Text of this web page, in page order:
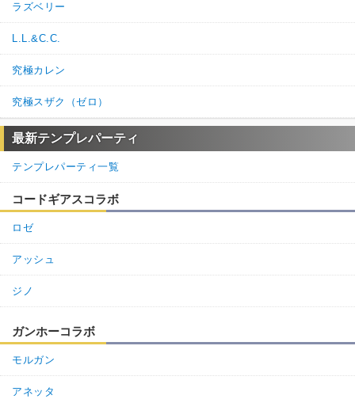
ラズベリー
L.L.&C.C.
究極カレン
究極スザク（ゼロ）
最新テンプレパーティ
テンプレパーティ一覧
コードギアスコラボ
ロゼ
アッシュ
ジノ
ガンホーコラボ
モルガン
アネッタ